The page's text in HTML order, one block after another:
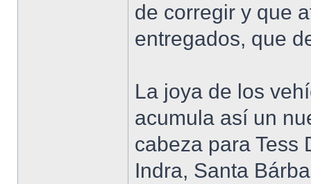
de corregir y que
entregados, que
La joya de los
acumula así un
cabeza para Tess
Indra, Santa